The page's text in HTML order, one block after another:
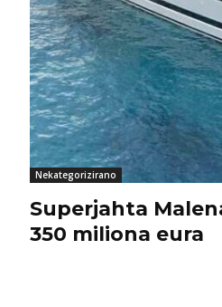
Nekategorizirano
Superjahta
350 miliona eura